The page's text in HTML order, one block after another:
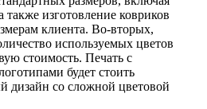
изготовление ковриков
клиента. Во-вторых,
используемых цветов
стоимость. Печать с
будет стоить
дизайн со сложной цветовой